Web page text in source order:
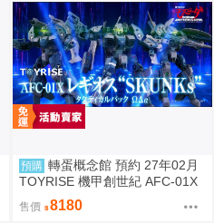
預購 轉蛋概念館 預約 27年02月
TOYRISE 機甲創世紀 AFC-01X
雷吉歐斯 SKUNKs ΩΔα套組 免訂
金
售價 8180